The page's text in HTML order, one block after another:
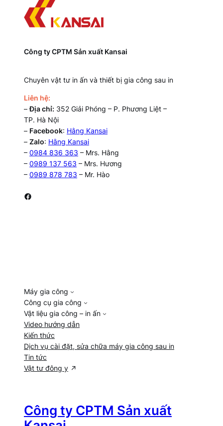
Công ty CPTM Sản xuất Kansai
Chuyên vật tư in ấn và thiết bị gia công sau in
Liên hệ:
–Địa chỉ: 352 Giải Phóng – P. Phương Liệt –
TP. Hà Nội
– Facebook: Hằng Kansai
– Zalo: Hằng Kansai
– 0984 836 363 – Mrs. Hằng
– 0989 137 563 – Mrs. Hương
– 0989 878 783 – Mr. Hào
Facebook
Máy gia công
Công cụ gia công
Vật liệu gia công – in ấn
Video hướng dẫn
Kiến thức
Dịch vụ cài đặt, sửa chữa máy gia công sau in
Tin tức
Vật tư đông y
Công ty CPTM Sản xuất